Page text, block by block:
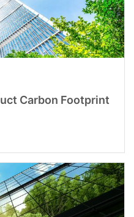
Carbon Footprint